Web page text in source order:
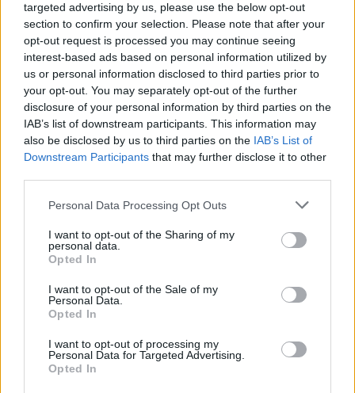
targeted advertising by us, please use the below opt-out
section to confirm your selection. Please note that after your
opt-out request is processed you may continue seeing
interest-based ads based on personal information utilized by
us or personal information disclosed to third parties prior to
your opt-out. You may separately opt-out of the further
disclosure of your personal information by third parties on the
IAB’s list of downstream participants. This information may
also be disclosed by us to third parties on the IAB’s List of
Downstream Participants that may further disclose it to other
Personal Data Processing Opt Outs
I want to opt-out of the Sharing of my
personal data.
Opted In
I want to opt-out of the Sale of my
Personal Data.
Opted In
I want to opt-out of processing my
Personal Data for Targeted Advertising.
Opted In
IDEAL PARA TODA O USO
Cada dia que passa testando novas motos, ficamos
cada vez mais surpreendidos com o que as motos de
média cilindrada nos deixam fazer e como se
colocam cada vez mais como a “medida certa”. São
esforço; suficientemente sólidas para rodar com duas
pessoas e três malas carregadas; são capazes de